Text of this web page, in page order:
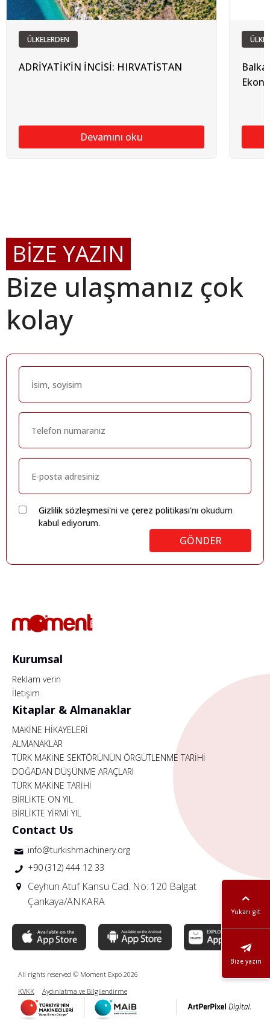
ÜLKELERDEN
ADRİYATİK’İN İNCİSİ: HIRVATİSTAN
Devamını oku
BİZE YAZIN
Bize ulaşmanız çok
kolay
Gizlilik sözleşmesi'ni ve çerez politikası'nı okudum
kabul ediyorum.
GÖNDER
Yukarı git
Bize yazın
Kurumsal
Reklam verin
İletişim
Kitaplar & Almanaklar
MAKİNE HİKAYELERİ
ALMANAKLAR
TÜRK MAKİNE SEKTÖRÜNÜN ÖRGÜTLENME TARİHİ
DOĞADAN DÜŞÜNME ARAÇLARI
TÜRK MAKİNE TARİHİ
BİRLİKTE ON YIL
BİRLİKTE YİRMİ YIL
Contact Us
info@turkishmachinery.org
+90 (312) 444 12 33
Ceyhun Atuf Kansu Cad. No: 120 Balgat
Çankaya/ANKARA
All rights reserved © Moment Expo 2026
KVKK
Aydınlatma ve Bilgilendirme